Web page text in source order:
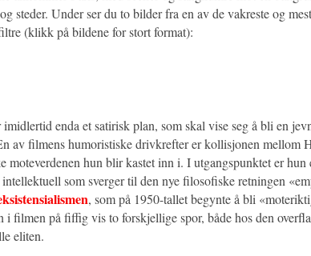
steder. Under ser du to bilder fra en av de vakreste og
(klikk på bildene for stort format):
enda et satirisk plan, som skal vise seg å bli en
av filmens humoristiske drivkrefter er kollisjonen mellom
moteverdenen hun blir kastet inn i. I utgangspunktet er hun
som sverger til den nye filosofiske retningen
, som på 1950-tallet begynte å bli
i filmen på fiffig vis to forskjellige spor, både hos den
eliten.